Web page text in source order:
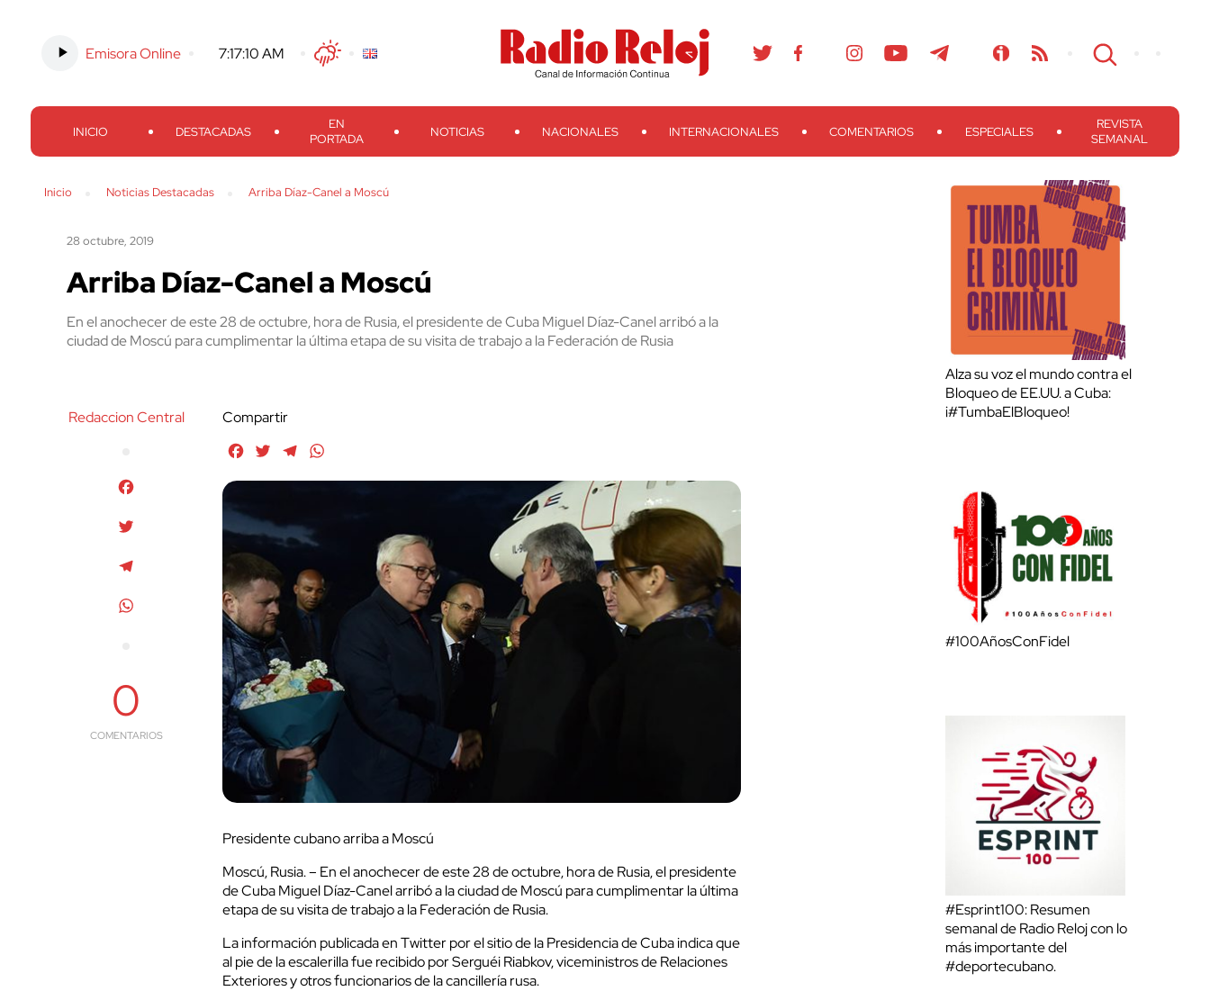
Emisora Online -7:17:11 AM TwitterFacebook
Threads
Instagram TelegramTeveo Ivoox RSS Search
INICIO DESTACADAS
EN
PORTADA
NOTICIAS NACIONALES INTERNACIONALES COMENTARIOS ESPECIALES
REVISTA
SEMANAL
Inicio Noticias Destacadas Arriba Díaz-Canel a Moscú
28 octubre, 2019
Arriba Díaz-Canel a Moscú
En el anochecer de este 28 de octubre, hora de Rusia, el presidente de Cuba Miguel Díaz-Canel arribó a la
ciudad de Moscú para cumplimentar la última etapa de su visita de trabajo a la Federación de Rusia
Redaccion Central
0
COMENTARIOS
Compartir
FacebookTwitterTelegram
Presidente cubano arriba a Moscú
Moscú, Rusia. – En el anochecer de este 28 de octubre, hora de Rusia, el presidente
de Cuba Miguel Díaz-Canel arribó a la ciudad de Moscú para cumplimentar la última
etapa de su visita de trabajo a la Federación de Rusia.
La información publicada en Twitter por el sitio de la Presidencia de Cuba indica que
al pie de la escalerilla fue recibido por Serguéi Riabkov, viceministros de Relaciones
Exteriores y otros funcionarios de la cancillería rusa.
Alza su voz el mundo contra el
Bloqueo de EE.UU. a Cuba:
¡#TumbaElBloqueo!
#100AñosConFidel
#Esprint100: Resumen
semanal de Radio Reloj con lo
más importante del
#deportecubano.